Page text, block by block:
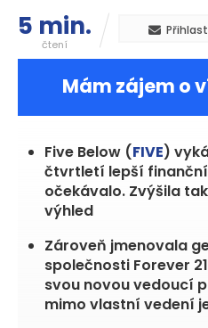
5 min.
čtení
Mám zájem o
Five Below (FIVE)
čtvrtletí lepší finanční
očekávalo. Zvýšila
výhled
Zároveň jmenovala
společnosti Forever
svou novou vedoucí
mimo vlastní vedení